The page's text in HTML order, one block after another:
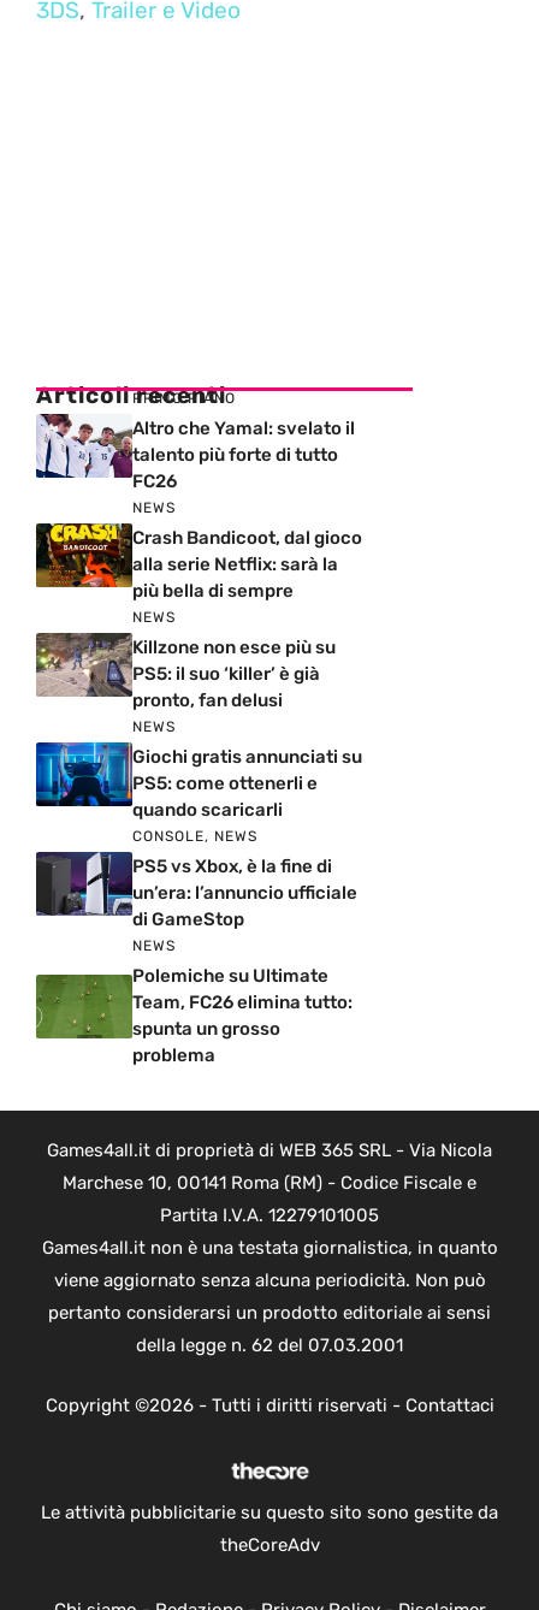
3DS, Trailer e Video
Articoli recenti
PRIMO PIANO
Altro che Yamal: svelato il
talento più forte di tutto
FC26
NEWS
Crash Bandicoot, dal gioco
alla serie Netflix: sarà la
più bella di sempre
NEWS
Killzone non esce più su
PS5: il suo ‘killer’ è già
pronto, fan delusi
NEWS
Giochi gratis annunciati su
PS5: come ottenerli e
quando scaricarli
CONSOLE, NEWS
PS5 vs Xbox, è la fine di
un’era: l’annuncio ufficiale
di GameStop
NEWS
Polemiche su Ultimate
Team, FC26 elimina tutto:
spunta un grosso
problema
Games4all.it di proprietà di WEB 365 SRL - Via Nicola
Marchese 10, 00141 Roma (RM) - Codice Fiscale e
Partita I.V.A. 12279101005
Games4all.it non è una testata giornalistica, in quanto
viene aggiornato senza alcuna periodicità. Non può
pertanto considerarsi un prodotto editoriale ai sensi
della legge n. 62 del 07.03.2001
Copyright ©2026 - Tutti i diritti riservati - Contattaci
Le attività pubblicitarie su questo sito sono gestite da
theCoreAdv